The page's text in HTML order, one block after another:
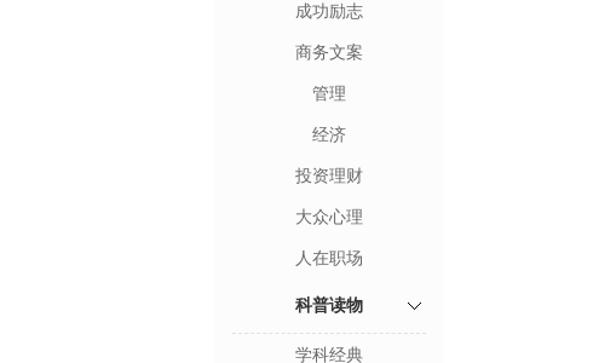
成功励志
商务文案
管理
经济
投资理财
大众心理
人在职场
科普读物
学科经典